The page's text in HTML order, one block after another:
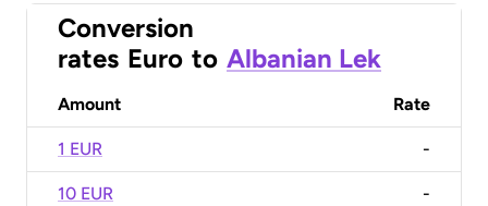
Conversion
rates Euro to Albanian Lek
Amount Rate
1 EUR -
10 EUR -